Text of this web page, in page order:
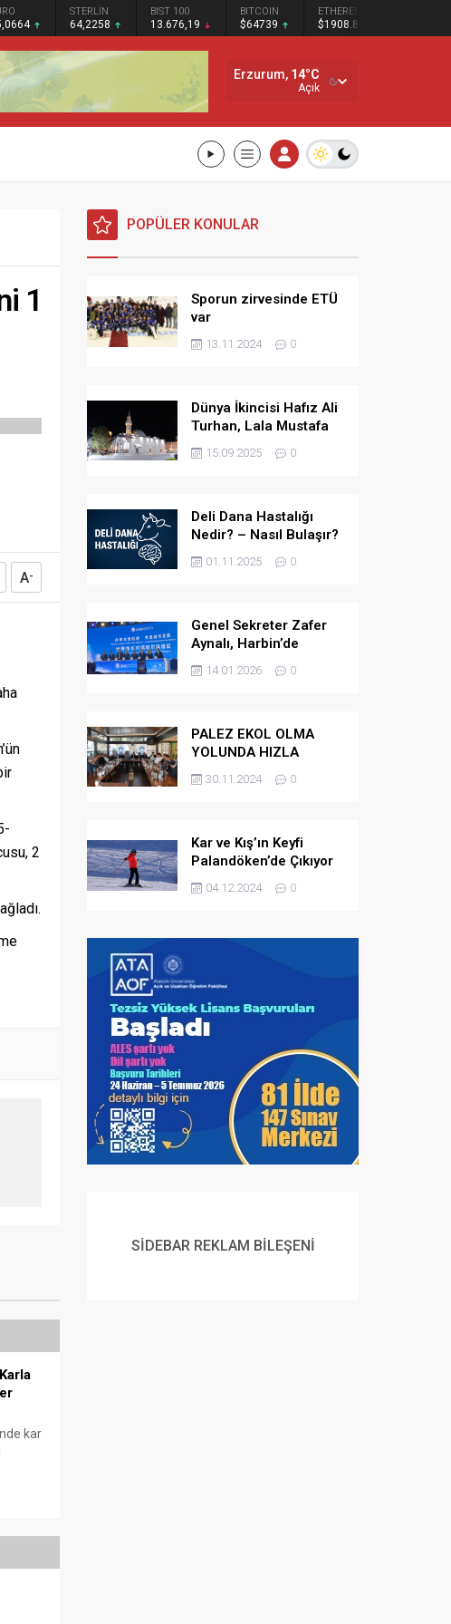
STERLİN
64,2258
BIST 100
13.676,19
BITCOIN
$64739
ETHEREUM
$1908.87
Erzurum, 14°C
Açık
1
A-
2
kar
POPÜLER KONULAR
Sporun zirvesinde ETÜ
var
13.11.2024 0
Dünya İkincisi Hafız Ali
Turhan, Lala Mustafa
Paşa Camii’ne Atandı
15.09.2025 0
Deli Dana Hastalığı
Nedir? – Nasıl Bulaşır?
– Belirtileri Nelerdir? –
Tedavi Yöntemleri
01.11.2025 0
Genel Sekreter Zafer
Aynalı, Harbin’de
Küresel Belediye
Başkanları Diyaloğu’na
14.01.2026 0
PALEZ EKOL OLMA
YOLUNDA HIZLA
İLERLİYOR
30.11.2024 0
Kar ve Kış’ın Keyfi
Palandöken’de Çıkıyor
04.12.2024 0
SİDEBAR REKLAM BİLEŞENİ